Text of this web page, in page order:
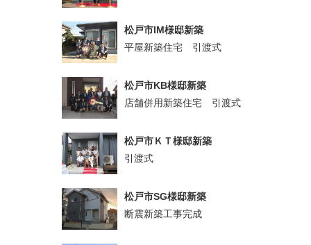
松戸市IM様邸新築
平屋新築住宅 引渡式
松戸市KB様邸新築
店舗併用新築住宅 引渡式
松戸市ＫＴ様邸新築
引渡式
松戸市SG様邸新築
断震新築工事完成